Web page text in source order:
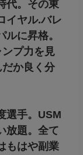
代。その東
イヤル.バレ
に昇格。
プ力を見
か良く分
選手。USM
放題。全て
もはや副業